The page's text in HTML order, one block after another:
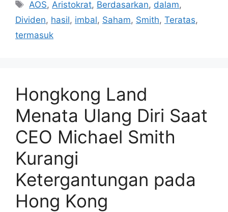
Tag
AOS, Aristokrat, Berdasarkan, dalam,
Dividen, hasil, imbal, Saham, Smith, Teratas,
termasuk
Hongkong Land
Menata Ulang Diri Saat
CEO Michael Smith
Kurangi
Ketergantungan pada
Hong Kong